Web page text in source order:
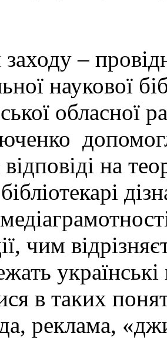
–
наукової
обласної
на
чим
в таких
реклама,